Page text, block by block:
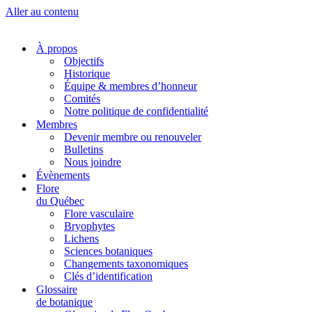
Aller au contenu
À propos
Objectifs
Historique
Équipe & membres d’honneur
Comités
Notre politique de confidentialité
Membres
Devenir membre ou renouveler
Bulletins
Nous joindre
Évènements
Flore
du Québec
Flore vasculaire
Bryophytes
Lichens
Sciences botaniques
Changements taxonomiques
Clés d’identification
Glossaire
de botanique